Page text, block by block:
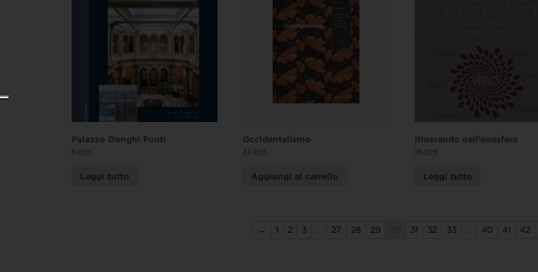
Palazzo Donghi Ponti
9,00€
Leggi tutto
Occidentalismo
33,00€
Aggiungi al carrello
Itinerando nell’enosfera
18,00€
Leggi tutto
← 1 2 3 27 28 29 31 32 33 40 41 42